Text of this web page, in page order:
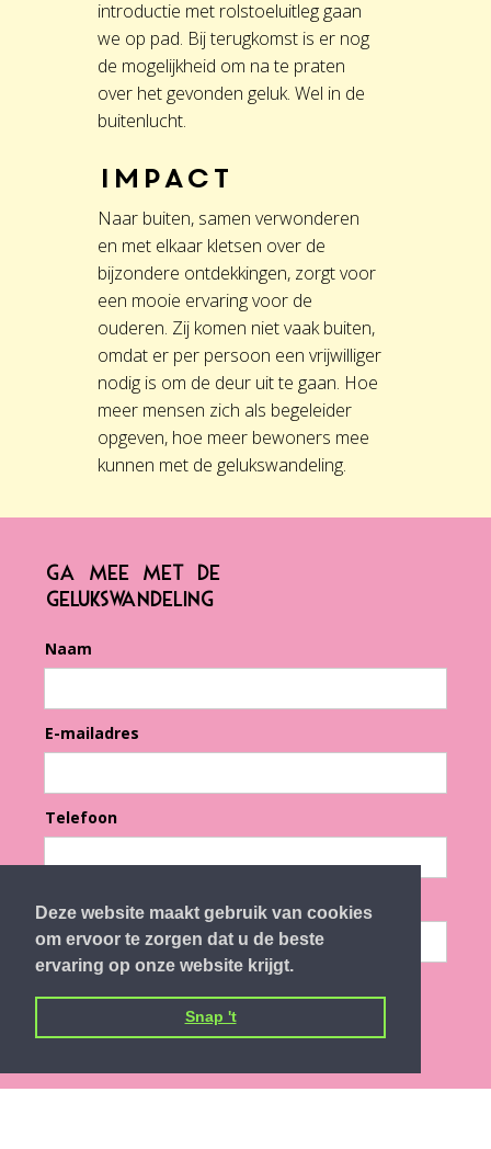
Deze website maakt gebruik van cookies
om ervoor te zorgen dat u de beste
ervaring op onze website krijgt.
Snap 't
introductie met rolstoeluitleg gaan
we op pad. Bij terugkomst is er nog
de mogelijkheid om na te praten
over het gevonden geluk. Wel in de
buitenlucht.
Impact
Naar buiten, samen verwonderen
en met elkaar kletsen over de
bijzondere ontdekkingen, zorgt voor
een mooie ervaring voor de
ouderen. Zij komen niet vaak buiten,
omdat er per persoon een vrijwilliger
nodig is om de deur uit te gaan. Hoe
meer mensen zich als begeleider
opgeven, hoe meer bewoners mee
kunnen met de gelukswandeling.
GA MEE MET DE
GELUKSWANDELING
Naam
E-mailadres
Telefoon
Gelukswandeling